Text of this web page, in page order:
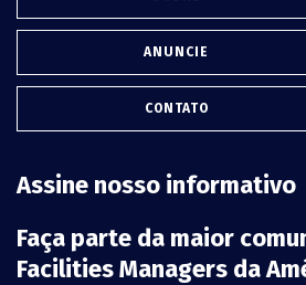
ANUNCIE
CONTATO
Assine nosso informativo
Faça parte da maior
Facilities Managers da